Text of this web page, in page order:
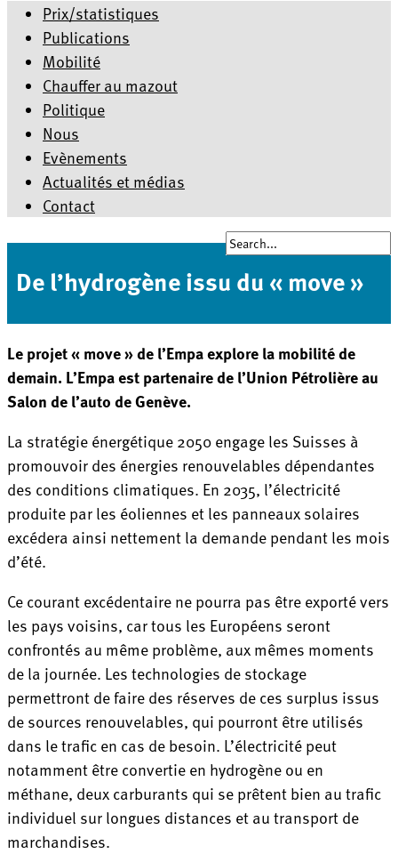
Prix/statistiques
Publications
Mobilité
Chauffer au mazout
Politique
Nous
Evènements
Actualités et médias
Contact
De l’hydrogène issu du « move »
Le projet « move » de l’Empa explore la mobilité de
demain. L’Empa est partenaire de l’Union Pétrolière au
Salon de l’auto de Genève.
La stratégie énergétique 2050 engage les Suisses à
promouvoir des énergies renouvelables dépendantes
des conditions climatiques. En 2035, l’électricité
produite par les éoliennes et les panneaux solaires
excédera ainsi nettement la demande pendant les mois
d’été.
Ce courant excédentaire ne pourra pas être exporté vers
les pays voisins, car tous les Européens seront
confrontés au même problème, aux mêmes moments
de la journée. Les technologies de stockage
permettront de faire des réserves de ces surplus issus
de sources renouvelables, qui pourront être utilisés
dans le trafic en cas de besoin. L’électricité peut
notamment être convertie en hydrogène ou en
méthane, deux carburants qui se prêtent bien au trafic
individuel sur longues distances et au transport de
marchandises.